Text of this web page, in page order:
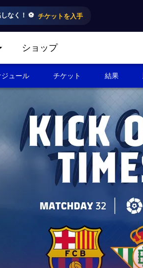
なく！ ⚽️ チケットを入手
ショップ
ジュール チケット 結果